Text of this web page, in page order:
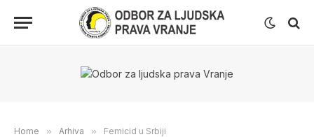
Home » Arhiva » Femicid u Srbiji